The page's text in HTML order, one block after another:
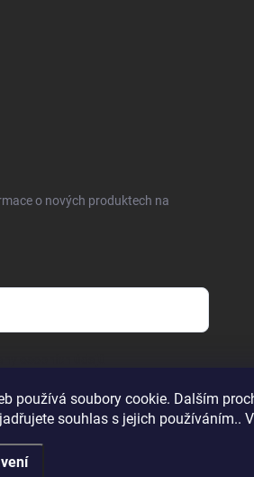
používá soubory cookie. Dalším
souhlas s jejich používáním..
o nových produktech na